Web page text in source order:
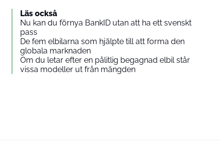
Läs också
Nu kan du förnya BankID utan att ha ett svenskt
pass
De fem elbilarna som hjälpte till att forma den
globala marknaden
Om du letar efter en pålitlig begagnad elbil står
vissa modeller ut från mängden